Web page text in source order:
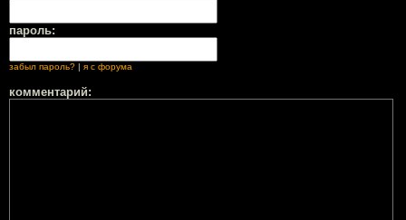
пароль:
забыл пароль? | я с форума
комментарий: